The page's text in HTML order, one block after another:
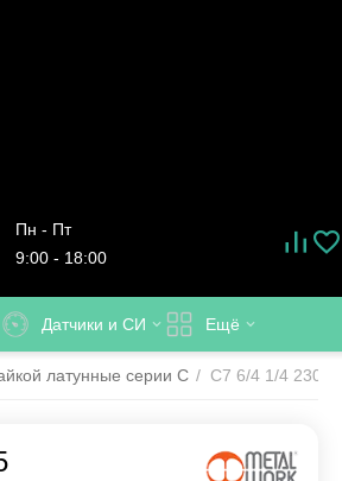
Пн - Пт
9:00 - 18:00
Датчики и СИ Ещё
латунные серии C / C7 6/4 1/4